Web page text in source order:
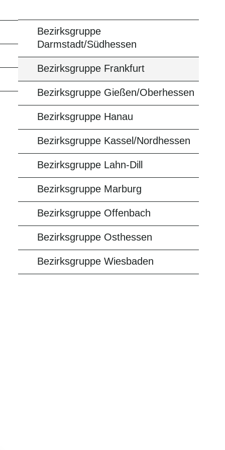
Bezirksgruppe
Darmstadt/Südhessen
Bezirksgruppe Frankfurt
Bezirksgruppe Gießen/Oberhessen
Bezirksgruppe Hanau
Bezirksgruppe Kassel/Nordhessen
Bezirksgruppe Lahn-Dill
Bezirksgruppe Marburg
Bezirksgruppe Offenbach
Bezirksgruppe Osthessen
Bezirksgruppe Wiesbaden